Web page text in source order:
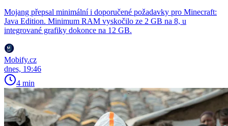
Mojang přepsal minimální i doporučené požadavky pro Minecraft:
Java Edition. Minimum RAM vyskočilo ze 2 GB na 8, u
integrované grafiky dokonce na 12 GB.
Mobify.cz
dnes, 19:46
4 min